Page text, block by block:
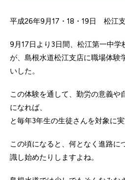
平成26年9月17・18・19日 松江
9月17日より3日間、松江第一中学
が、島根水道松江支店に職場体験
いした。
この体験を通して、勤労の意義や
になれば、
と毎年3年生の生徒さんを対象に
この頃になると、何となく進路に
識し始めたりしますよね。